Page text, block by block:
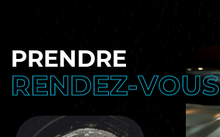
PRENDRE
RENDEZ-VOUS